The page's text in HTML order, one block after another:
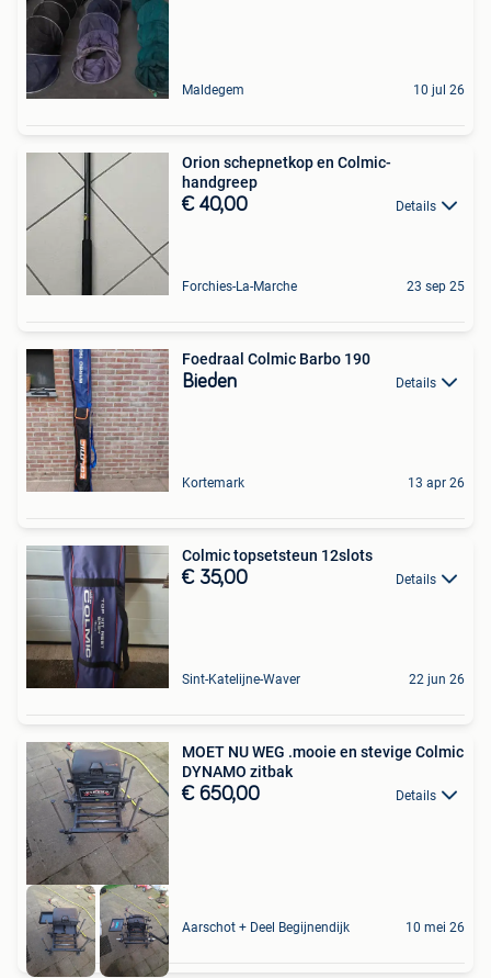
Maldegem 10 jul 26
Orion schepnetkop en Colmic-
handgreep
€ 40,00 Details
Forchies-La-Marche 23 sep 25
Foedraal Colmic Barbo 190
Bieden Details
Kortemark 13 apr 26
Colmic topsetsteun 12slots
€ 35,00 Details
Sint-Katelijne-Waver 22 jun 26
MOET NU WEG .mooie en stevige Colmic
DYNAMO zitbak
€ 650,00 Details
Aarschot + Deel Begijnendijk 10 mei 26